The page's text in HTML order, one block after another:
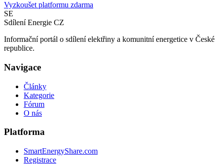
Vyzkoušet platformu zdarma
SE
Sdílení Energie CZ
Informační portál o sdílení elektřiny a komunitní energetice v České
republice.
Navigace
Články
Kategorie
Fórum
O nás
Platforma
SmartEnergyShare.com
Registrace